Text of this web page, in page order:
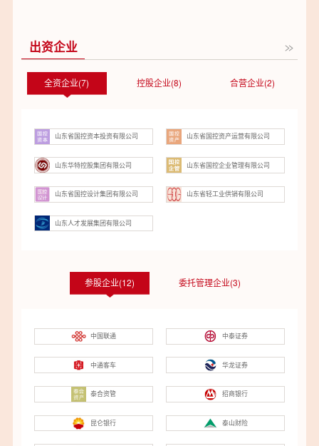
出资企业
全资企业(7) 控股企业(8) 合营企业(2)
山东省国控资本投资有限公司 山东省国控资产运营有限公司
山东华特控股集团有限公司 山东省国控企业管理有限公司
山东省国控设计集团有限公司 山东省轻工业供销有限公司
山东人才发展集团有限公司
参股企业(12) 委托管理企业(3)
中国联通 中泰证券
中通客车 华龙证券
泰合资管 招商银行
昆仑银行 泰山财险